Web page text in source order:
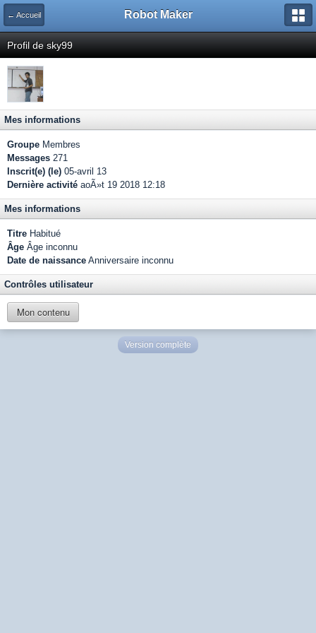
← Accueil Robot Maker
Profil de sky99
Mes informations
Groupe Membres
Messages 271
Inscrit(e) (le) 05-avril 13
Dernière activité aoÃ»t 19 2018 12:18
Mes informations
Titre Habitué
Âge Âge inconnu
Date de naissance Anniversaire inconnu
Contrôles utilisateur
Mon contenu
Version complète